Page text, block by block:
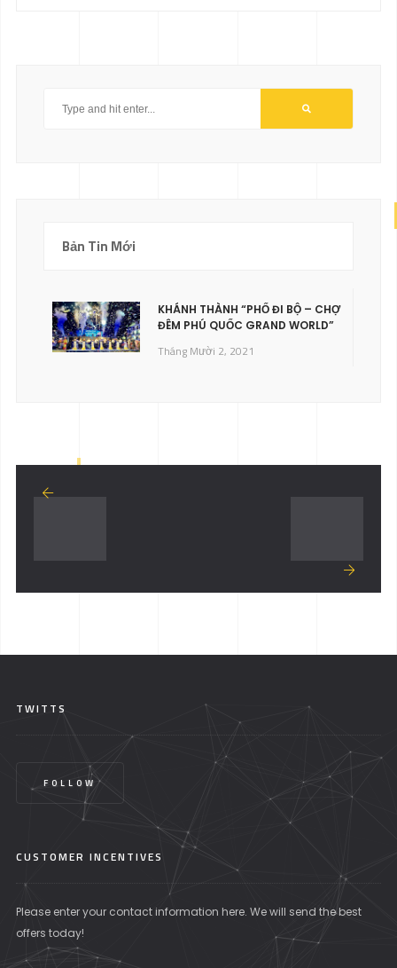
Bản Tin Mới
KHÁNH THÀNH “PHỐ ĐI BỘ – CHỢ
ĐÊM PHÚ QUỐC GRAND WORLD”
Tháng Mười 2, 2021
TWITTS
FOLLOW
CUSTOMER INCENTIVES
Please enter your contact information here. We will send the best
offers today!